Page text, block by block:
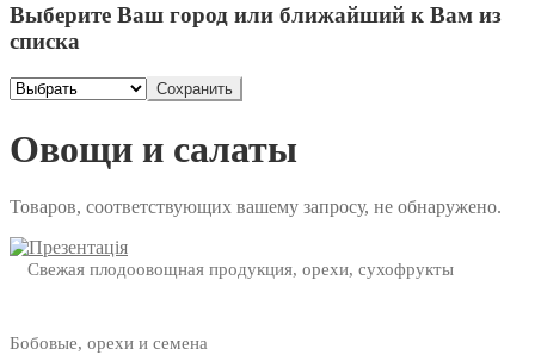
Выберите Ваш город или ближайший к Вам из
списка
Сохранить
Овощи и салаты
Товаров, соответствующих вашему запросу, не обнаружено.
Свежая плодоовощная продукция, орехи, сухофрукты
Бобовые, орехи и семена